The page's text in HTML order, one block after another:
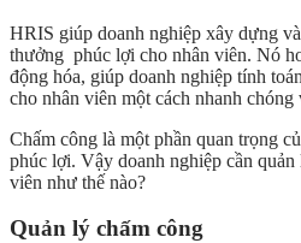
HRIS giúp doanh nghiệp xây dựng
thưởng phúc lợi cho nhân viên. Nó
động hóa, giúp doanh nghiệp tính
cho nhân viên một cách nhanh chóng
Chấm công là một phần quan trọng
phúc lợi. Vậy doanh nghiệp cần
viên như thế nào?
Quản lý chấm công